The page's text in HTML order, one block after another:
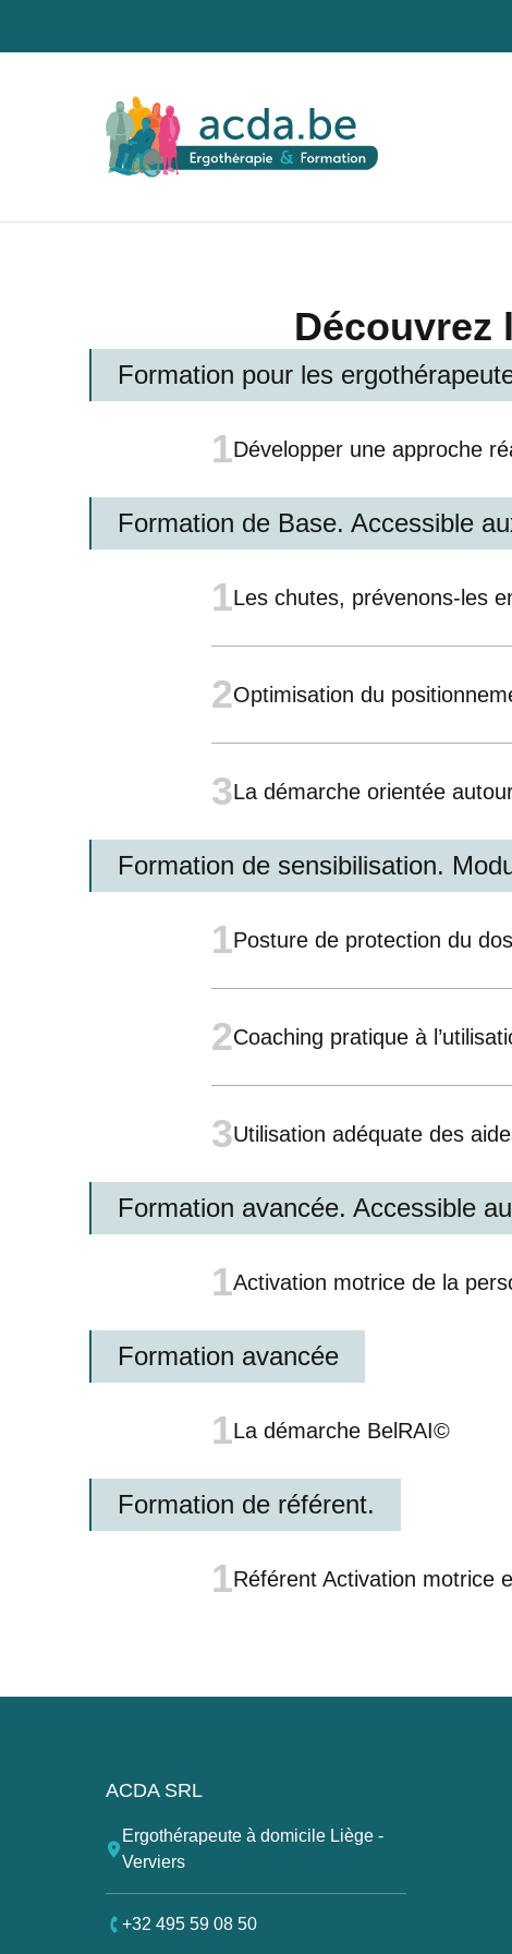
Découvrez
Formation pour les
1Développer une approche
Formation de Base. Accessible
1Les chutes, prévenons-les
2Optimisation du
3La démarche orientée
Formation de sensibilisation.
1Posture de protection du
2Coaching pratique à
3Utilisation adéquate des
Formation avancée. Accessible
1Activation motrice de la
Formation avancée
1La démarche BelRAI©
Formation de référent.
1Référent Activation motrice
ACDA SRL
Ergothérapeute à domicile Liège -
Verviers
+32 495 59 08 50